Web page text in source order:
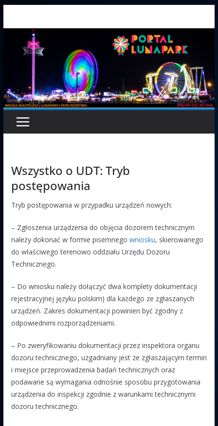
Wszystko o UDT: Tryb
postępowania
Tryb postępowania w przypadku urządzeń nowych:
– Zgłoszenia urządzenia do objęcia dozorem technicznym
należy dokonać w formie pisemnego wniosku, skierowanego
do właściwego terenowo oddziału Urzędu Dozoru
Technicznego.
– Do wniosku należy dołączyć dwa komplety dokumentacji
rejestracyjnej języku polskim) dla każdego ze zgłaszanych
urządzeń. Zakres dokumentacji powinien być zgodny z
odpowiednimi rozporządzeniami.
– Po zweryfikowaniu dokumentacji przez inspektora organu
dozoru technicznego, uzgadniany jest ze zgłaszającym termin
i miejsce przeprowadzenia badań technicznych oraz
podawane są wymagania odnośnie sposobu przygotowania
urządzenia do inspekcji zgodnie z warunkami technicznymi
dozoru technicznego.